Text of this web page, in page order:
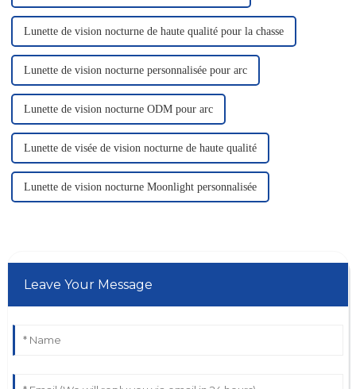
Lunette de vision nocturne de haute qualité pour la chasse
Lunette de vision nocturne personnalisée pour arc
Lunette de vision nocturne ODM pour arc
Lunette de visée de vision nocturne de haute qualité
Lunette de vision nocturne Moonlight personnalisée
Leave Your Message